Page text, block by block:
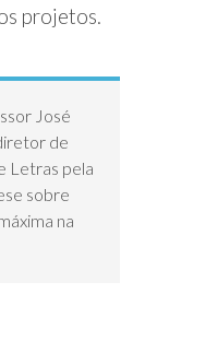
projetos.
José
de
Letras pela
sobre
na